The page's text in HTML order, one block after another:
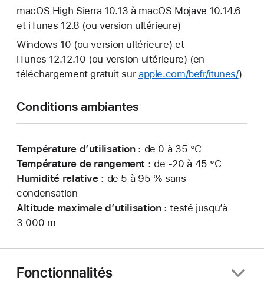
macOS High Sierra 10.13 à macOS Mojave 10.14.6
et iTunes 12.8 (ou version ultérieure)
Windows 10 (ou version ultérieure) et
iTunes 12.12.10 (ou version ultérieure) (en
téléchargement gratuit sur apple.com/befr/itunes/)
Conditions ambiantes
Température d’utilisation : de 0 à 35 °C
Température de rangement : de -20 à 45 °C
Humidité relative : de 5 à 95 % sans
condensation
Altitude maximale d’utilisation : testé jusqu’à
3 000 m
Fonctionnalités